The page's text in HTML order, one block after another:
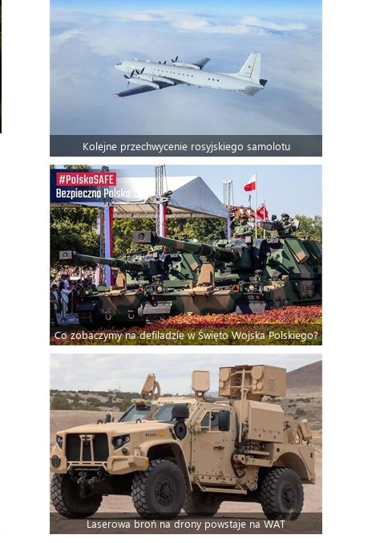
Kolejne przechwycenie rosyjskiego samolotu
Co zobaczymy na defiladzie w Święto Wojska Polskiego?
Laserowa broń na drony powstaje na WAT